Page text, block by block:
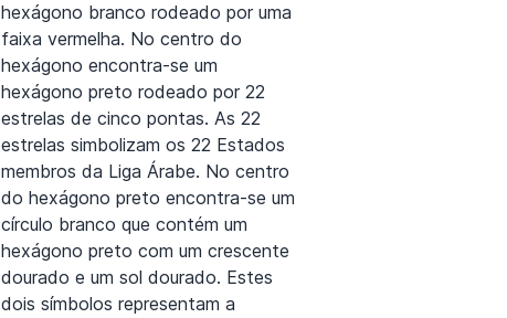
hexágono branco rodeado por uma
faixa vermelha. No centro do
hexágono encontra-se um
hexágono preto rodeado por 22
estrelas de cinco pontas. As 22
estrelas simbolizam os 22 Estados
membros da Liga Árabe. No centro
do hexágono preto encontra-se um
círculo branco que contém um
hexágono preto com um crescente
dourado e um sol dourado. Estes
dois símbolos representam a